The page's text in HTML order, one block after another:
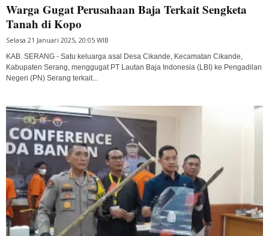
Warga Gugat Perusahaan Baja Terkait Sengketa
Tanah di Kopo
Selasa 21 Januari 2025, 20:05 WIB
KAB. SERANG - Satu keluarga asal Desa Cikande, Kecamatan Cikande,
Kabupaten Serang, menggugat PT Lautan Baja Indonesia (LBI) ke Pengadilan
Negeri (PN) Serang terkait...